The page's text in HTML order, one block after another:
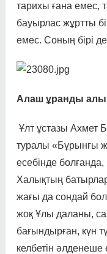
тарихы ғана емес,
бауырлас жұртты
емес. Соның бірі
Алаш ұранды
Ұлт ұстазы Ахмет
туралы «Бұрынғы
есебінде
Халықтың
жағы да сондай
жоқ Ұлы даланы,
бағын­дырған, күн
келбе­тін әлденеше